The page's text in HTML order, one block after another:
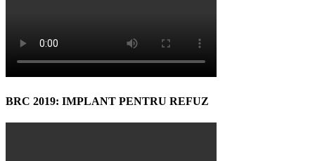
BRC 2019: IMPLANT PENTRU REFUZ